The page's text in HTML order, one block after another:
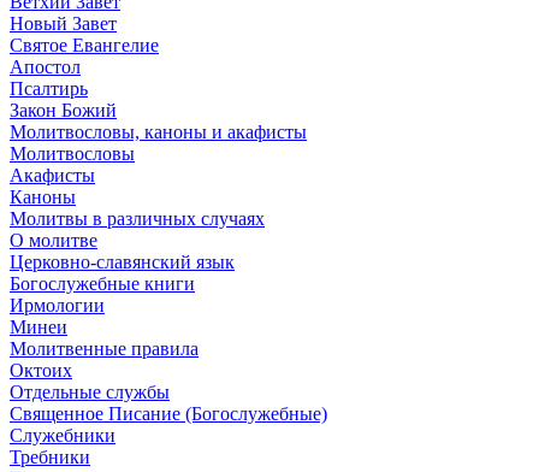
Новый Завет
Святое Евангелие
Апостол
Псалтирь
Закон Божий
Молитвословы, каноны и акафисты
Молитвословы
Акафисты
Каноны
Молитвы в различных случаях
О молитве
Церковно-славянский язык
Богослужебные книги
Ирмологии
Минеи
Молитвенные правила
Октоих
Отдельные службы
Священное Писание (Богослужебные)
Служебники
Требники